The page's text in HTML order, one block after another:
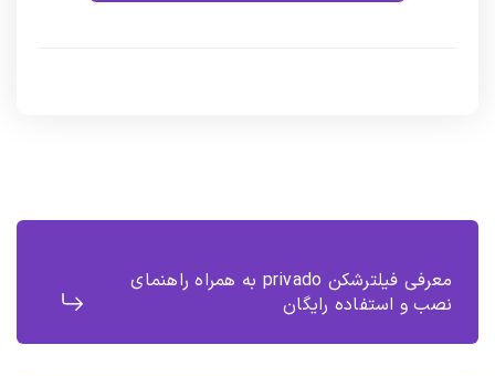
معرفی فیلترشکن privado به همراه راهنمای
نصب و استفاده رایگان